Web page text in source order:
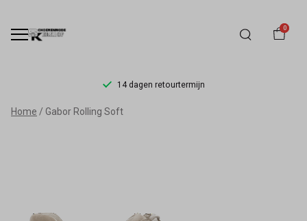
0
14 dagen retourtermijn
Gabor
Home Gabor Rolling Soft